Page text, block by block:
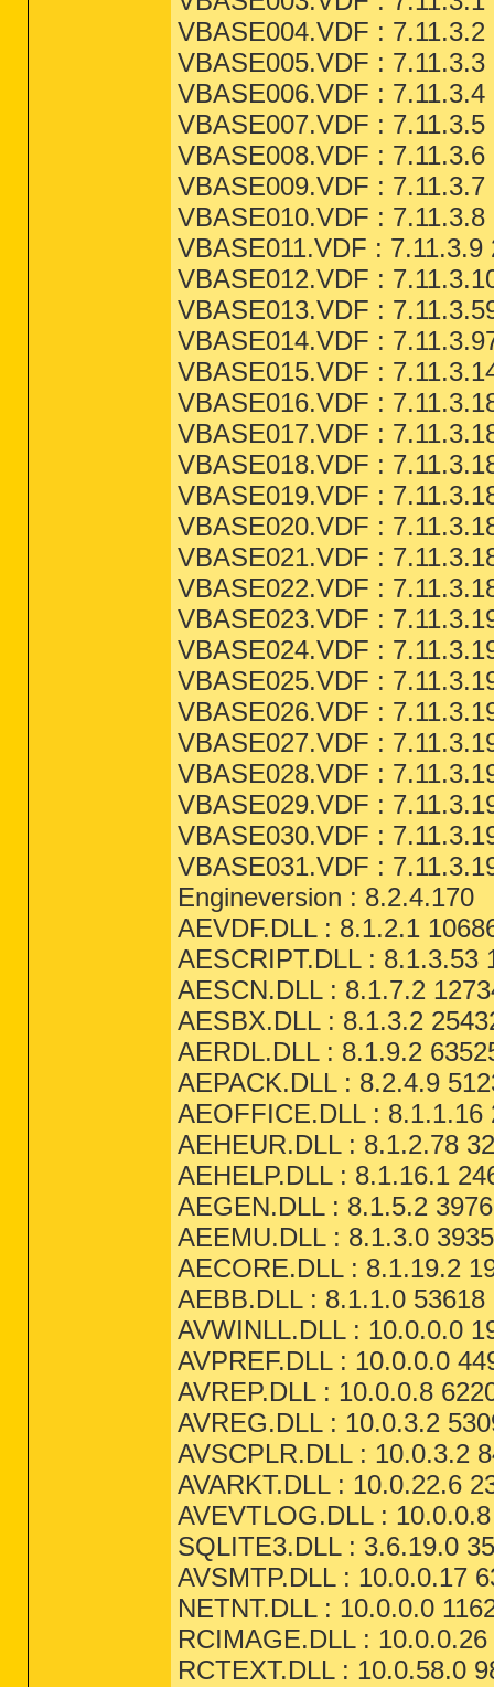
VBASE004.VDF :
VBASE005.VDF :
VBASE006.VDF :
VBASE007.VDF :
VBASE008.VDF :
VBASE009.VDF :
VBASE010.VDF :
VBASE011.VDF :
VBASE012.VDF :
VBASE013.VDF :
VBASE014.VDF :
VBASE015.VDF :
VBASE016.VDF :
VBASE017.VDF :
VBASE018.VDF :
VBASE019.VDF :
VBASE020.VDF :
VBASE021.VDF :
VBASE022.VDF :
VBASE023.VDF :
VBASE024.VDF :
VBASE025.VDF :
VBASE026.VDF :
VBASE027.VDF :
VBASE028.VDF :
VBASE029.VDF :
VBASE030.VDF :
VBASE031.VDF :
Engineversion : 8.2.4.170
AEVDF.DLL : 8.1.2.1
AESCRIPT.DLL : 8.1.3.53
AESCN.DLL : 8.1.7.2
AESBX.DLL : 8.1.3.2
AERDL.DLL : 8.1.9.2
AEPACK.DLL : 8.2.4.9
AEOFFICE.DLL : 8.1.1.16
AEHEUR.DLL : 8.1.2.78
AEHELP.DLL : 8.1.16.1
AEGEN.DLL : 8.1.5.2
AEEMU.DLL : 8.1.3.0
AECORE.DLL : 8.1.19.2
AEBB.DLL : 8.1.1.0
AVWINLL.DLL : 10.0.0.0
AVPREF.DLL : 10.0.0.0
AVREP.DLL : 10.0.0.8
AVREG.DLL : 10.0.3.2
AVSCPLR.DLL : 10.0.3.2
AVARKT.DLL : 10.0.22.6
AVEVTLOG.DLL :
SQLITE3.DLL : 3.6.19.0
AVSMTP.DLL : 10.0.0.17
NETNT.DLL : 10.0.0.0
RCIMAGE.DLL :
RCTEXT.DLL : 10.0.58.0